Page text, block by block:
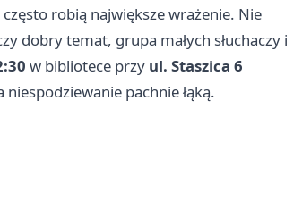
robią największe wrażenie. Nie
dobry temat, grupa małych słuchaczy i
w bibliotece przy ul. Staszica 6
pachnie łąką.